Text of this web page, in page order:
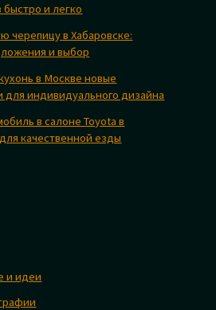
быстро и легко
черепицу в Хабаровске:
и выбор
в Москве новые
для индивидуального дизайна
в салоне Toyota в
качественной езды
и идеи